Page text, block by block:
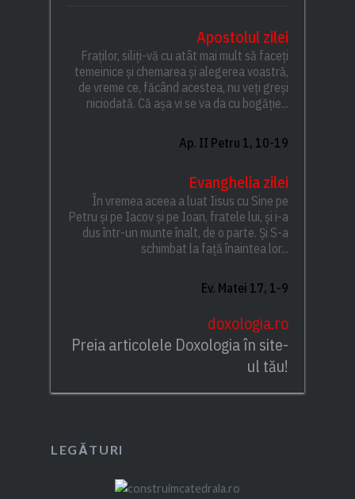
Apostolul zilei
Fraților, siliți-vă cu atât mai mult să faceți
temeinice și chemarea și alegerea voastră,
de vreme ce, făcând acestea, nu veți greși
niciodată. Că așa vi se va da cu bogăție...
Ap. II Petru 1, 10-19
Evanghelia zilei
În vremea aceea a luat Iisus cu Sine pe
Petru și pe Iacov și pe Ioan, fratele lui, și i-a
dus într-un munte înalt, de o parte. Și S-a
schimbat la față înaintea lor...
Ev. Matei 17, 1-9
doxologia.ro
Preia articolele Doxologia în site-
ul tău!
LEGĂTURI